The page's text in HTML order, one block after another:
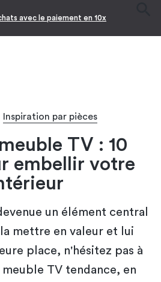
avec le paiement en 10x
Inspiration par pièces
TV : 10
embellir votre
un élément central
mettre en valeur et lui
place, n'hésitez pas à
TV tendance, en